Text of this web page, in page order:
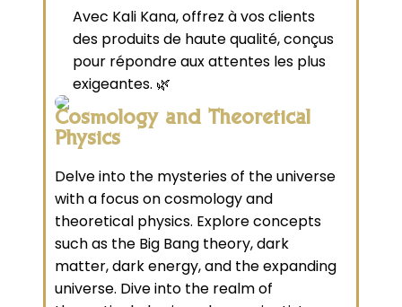
Avec Kali Kana, offrez à vos clients
des produits de haute qualité, conçus
pour répondre aux attentes les plus
exigeantes. 🌿
Cosmology and Theoretical
Physics
Delve into the mysteries of the universe
with a focus on cosmology and
theoretical physics. Explore concepts
such as the Big Bang theory, dark
matter, dark energy, and the expanding
universe. Dive into the realm of